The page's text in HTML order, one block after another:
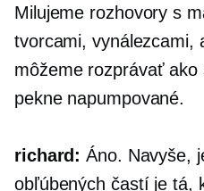
Milujeme rozhovory s
tvorcami, vynálezcami,
môžeme rozprávať ako
pekne napumpované.
richard: Áno. Navyše,
obľúbených častí je tá,